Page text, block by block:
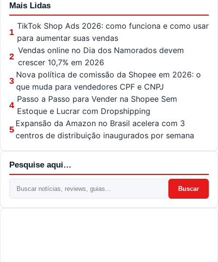
Mais Lidas
1
TikTok Shop Ads 2026: como funciona e como usar
para aumentar suas vendas
2
Vendas online no Dia dos Namorados devem
crescer 10,7% em 2026
3
Nova política de comissão da Shopee em 2026: o
que muda para vendedores CPF e CNPJ
4
Passo a Passo para Vender na Shopee Sem
Estoque e Lucrar com Dropshipping
5
Expansão da Amazon no Brasil acelera com 3
centros de distribuição inaugurados por semana
Pesquise aqui…
Buscar